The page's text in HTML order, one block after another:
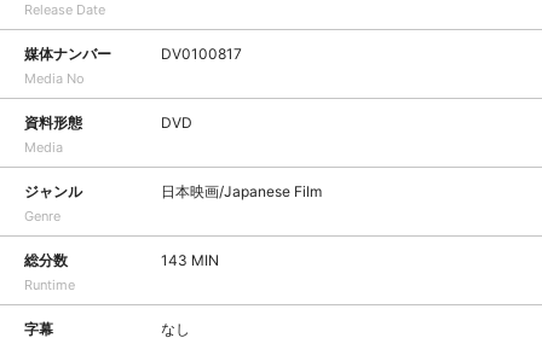
Release Date
媒体ナンバー
Media No
DV0100817
資料形態
Media
DVD
ジャンル
Genre
日本映画/Japanese Film
総分数
Runtime
143 MIN
字幕 なし